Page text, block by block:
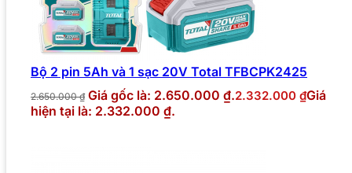
Bộ 2 pin 5Ah và 1 sạc 20V Total TFBCPK2425
2.650.000₫ Giá gốc là: 2.650.000 ₫.2.332.000 ₫Giá
hiện tại là: 2.332.000 ₫.